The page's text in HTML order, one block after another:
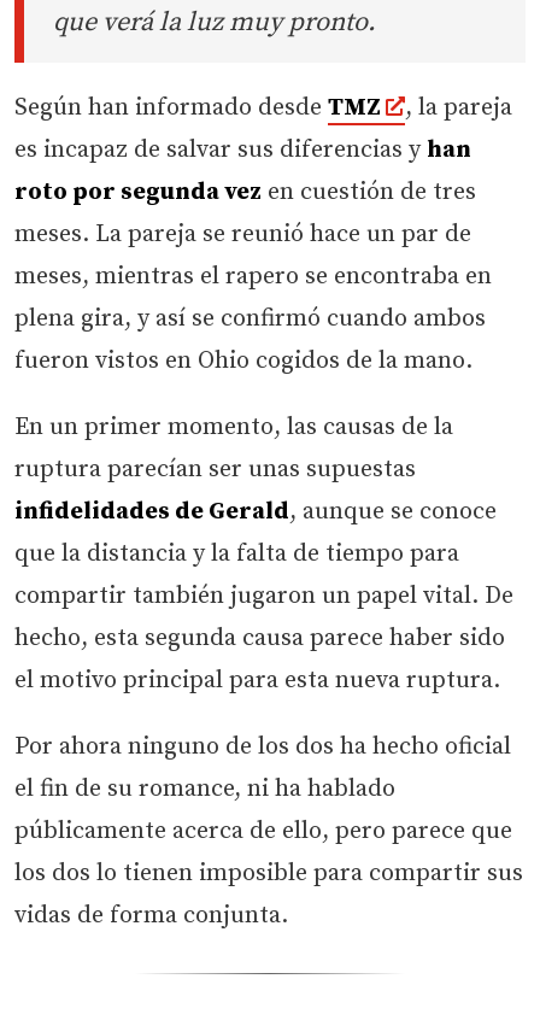
que verá la luz muy pronto.
Según han informado desde TMZ
, la pareja
es incapaz de salvar sus diferencias y han
roto por segunda vez en cuestión de tres
meses. La pareja se reunió hace un par de
meses, mientras el rapero se encontraba en
plena gira, y así se confirmó cuando ambos
fueron vistos en Ohio cogidos de la mano.
En un primer momento, las causas de la
ruptura parecían ser unas supuestas
infidelidades de Gerald, aunque se conoce
que la distancia y la falta de tiempo para
compartir también jugaron un papel vital. De
hecho, esta segunda causa parece haber sido
el motivo principal para esta nueva ruptura.
Por ahora ninguno de los dos ha hecho oficial
el fin de su romance, ni ha hablado
públicamente acerca de ello, pero parece que
los dos lo tienen imposible para compartir sus
vidas de forma conjunta.